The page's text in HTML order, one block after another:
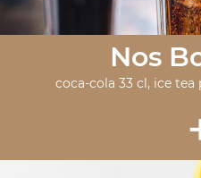
Nos
coca-cola 33 cl, ice tea